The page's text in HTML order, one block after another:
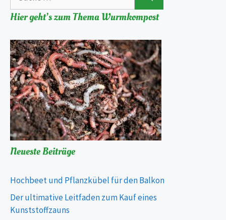
Hier geht’s zum Thema Wurmkompost
Neueste Beiträge
Hochbeet und Pflanzkübel für den Balkon
Der ultimative Leitfaden zum Kauf eines
Kunststoffzauns